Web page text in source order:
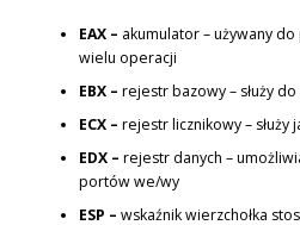
EAX – akumulator – używany
wielu operacji
EBX – rejestr bazowy – służy
ECX – rejestr licznikowy – służy
EDX – rejestr danych –
portów we/wy
ESP – wskaźnik wierzchołka